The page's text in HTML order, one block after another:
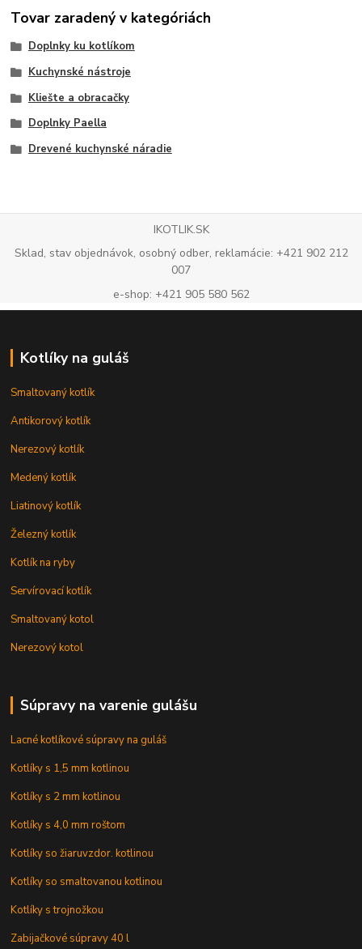
Tovar zaradený v kategóriách
Doplnky ku kotlíkom
Kuchynské nástroje
Kliešte a obracačky
Doplnky Paella
Drevené kuchynské náradie
IKOTLIK.SK
Sklad, stav objednávok, osobný odber, reklamácie: +421 902 212
007
e-shop: +421 905 580 562
Kotlíky na guláš
Smaltovaný kotlík
Antikorový kotlík
Nerezový kotlík
Medený kotlík
Liatinový kotlík
Železný kotlík
Kotlík na ryby
Servírovací kotlík
Smaltovaný kotol
Nerezový kotol
Súpravy na varenie gulášu
Lacné kotlíkové súpravy na guláš
Kotlíky s 1,5 mm kotlinou
Kotlíky s 2 mm kotlinou
Kotlíky s 4,0 mm roštom
Kotlíky so žiaruvzdor. kotlinou
Kotlíky so smaltovanou kotlinou
Kotlíky s trojnožkou
Zabijačkové súpravy 40 l